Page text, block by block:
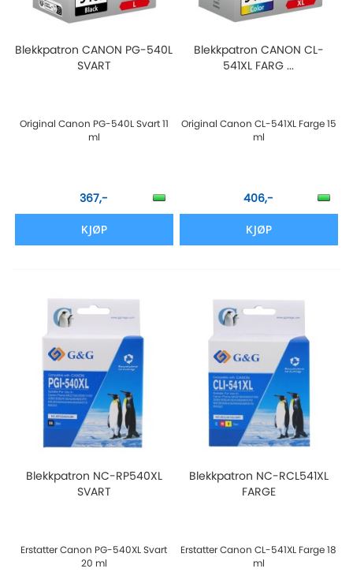
Blekkpatron CANON PG-540L
SVART
Original Canon PG-540L Svart 11
ml
367,-
KJØP
Blekkpatron CANON CL-
541XL FARG ...
Original Canon CL-541XL Farge 15
ml
406,-
KJØP
Blekkpatron NC-RP540XL
SVART
Erstatter Canon PG-540XL Svart
20 ml
Blekkpatron NC-RCL541XL
FARGE
Erstatter Canon CL-541XL Farge 18
ml